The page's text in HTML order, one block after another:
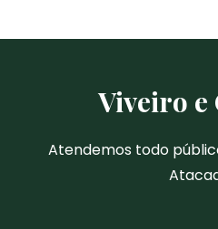
Viveiro e
Atendemos todo